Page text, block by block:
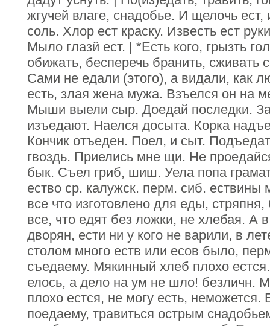
жгучей влаге, снадобье. И щелочь ест,
соль. Хлор ест краску. Известь ест
Мыло глазй ест. | *Есть кого, грызть
обижать, бесперечь бранить, сживать
Сами не едали (этого), а видали, как
есть, злая жена мужа. Взъелся он на
Мыши выели сыр. Доедай последки.
изъедают. Наелся досыта. Корка
Кончик отъеден. Поел, и сыт.
гвоздь. Приелись мне щи. Не
бык. Съел гриб, шиш. Уела попа
ество ср. калужск. перм. сиб.
все что изготовлено для еды,
все, что едят без ложки, не хлебая. А
дворян, ести ни у кого не варили, в
столом много еств или есов было,
съедаему. Мякинный хлеб плохо
елось, а дело на ум не шло! безличн.
плохо естся, не могу есть,
поедаему, травиться острым